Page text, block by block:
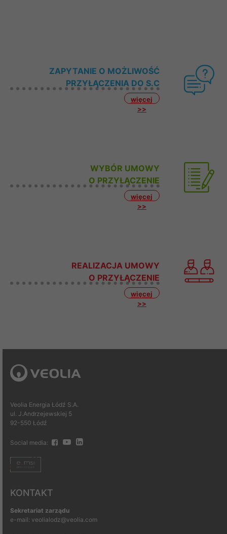
ZAPYTANIE O MOŻLIWOŚĆ
PRZYŁĄCZENIA DO S.C
więcej
>>
WYBÓR UMOWY
O PRZYŁĄCZENIE
więcej
>>
REALIZACJA UMOWY
O PRZYŁĄCZENIE
więcej
>>
Veolia Energia Łódź S.A.
ul. J.Andrzejewskiej 5
92-550 Łódź
Social media:
KONTAKT
Sekretariat zarządu
e-mail: veolialodz@veolia.com